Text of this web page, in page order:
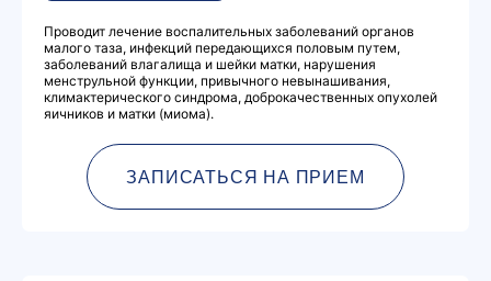
Проводит лечение воспалительных заболеваний органов
малого таза, инфекций передающихся половым путем,
заболеваний влагалища и шейки матки, нарушения
менструльной функции, привычного невынашивания,
климактерического синдрома, доброкачественных опухолей
яичников и матки (миома).
ЗАПИСАТЬСЯ НА ПРИЕМ